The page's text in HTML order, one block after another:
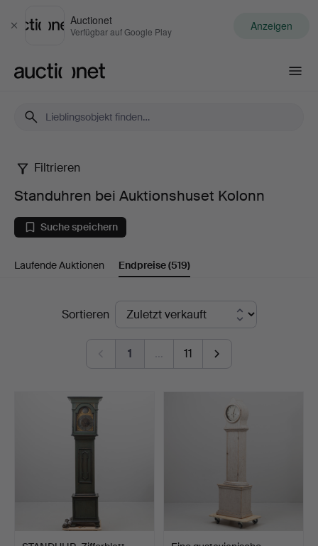
Schließen
Auctionet
Verfügbar auf Google Play Anzeigen
Standuhren
bei
Auktionshuset
Kolonn
Filtrieren
Standuhren bei Auktionshuset Kolonn
Suche speichern
Laufende Auktionen Endpreise(519)
EndpreiseSortieren
1 … 11